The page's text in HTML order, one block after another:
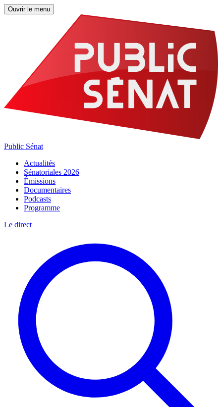
Ouvrir le menu
Public Sénat
Actualités
Sénatoriales 2026
Émissions
Documentaires
Podcasts
Programme
Le direct